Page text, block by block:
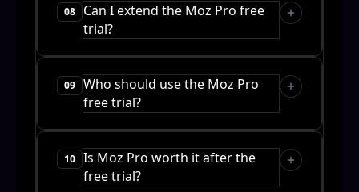
08
Can I extend the Moz Pro free
trial?
09 Who should use the Moz Pro
free trial?
10 Is Moz Pro worth it after the
free trial?